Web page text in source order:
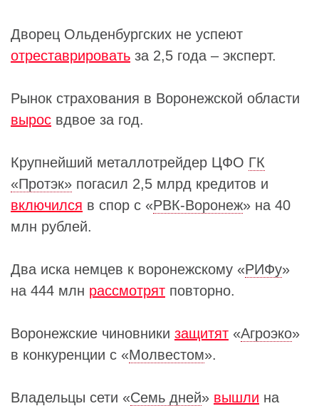
Дворец Ольденбургских не успеют
отреставрировать за 2,5 года – эксперт.
Рынок страхования в Воронежской области
вырос вдвое за год.
Крупнейший металлотрейдер ЦФО ГК
«Протэк» погасил 2,5 млрд кредитов и
включился в спор с «РВК-Воронеж» на 40
млн рублей.
Два иска немцев к воронежскому «РИФу»
на 444 млн рассмотрят повторно.
Воронежские чиновники защитят «Агроэко»
в конкуренции с «Молвестом».
Владельцы сети «Семь дней» вышли на